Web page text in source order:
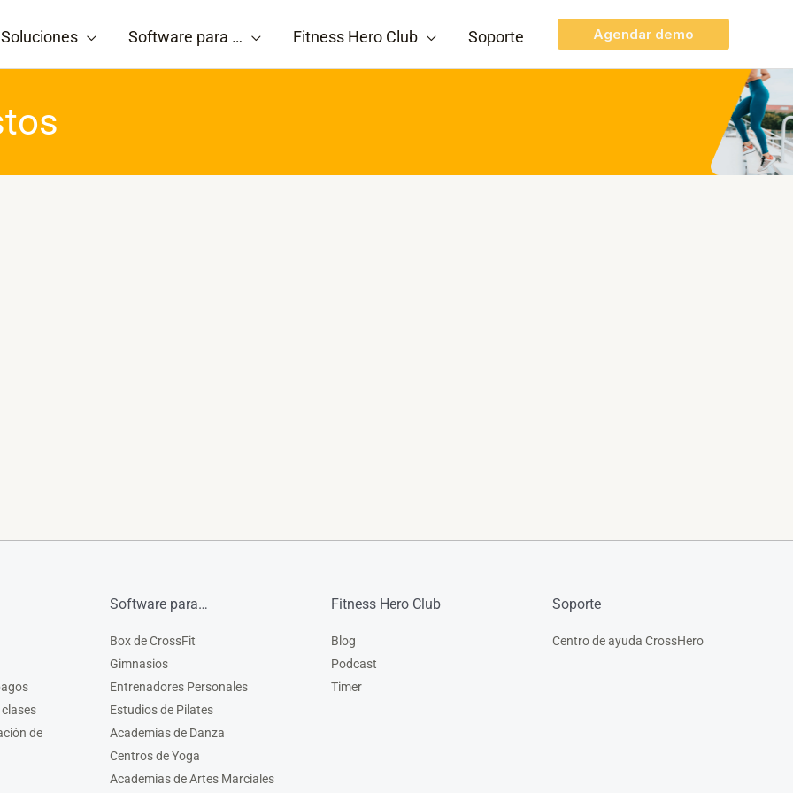
Soluciones Software para … Fitness Hero Club Soporte Agendar demo
de
Software para…
Box de CrossFit
Gimnasios
Entrenadores Personales
Estudios de Pilates
Academias de Danza
Centros de Yoga
Academias de Artes Marciales
Fitness Hero Club
Blog
Podcast
Timer
Soporte
Centro de ayuda CrossHero